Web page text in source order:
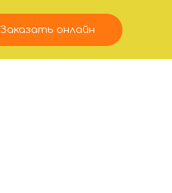
Заказать онлайн